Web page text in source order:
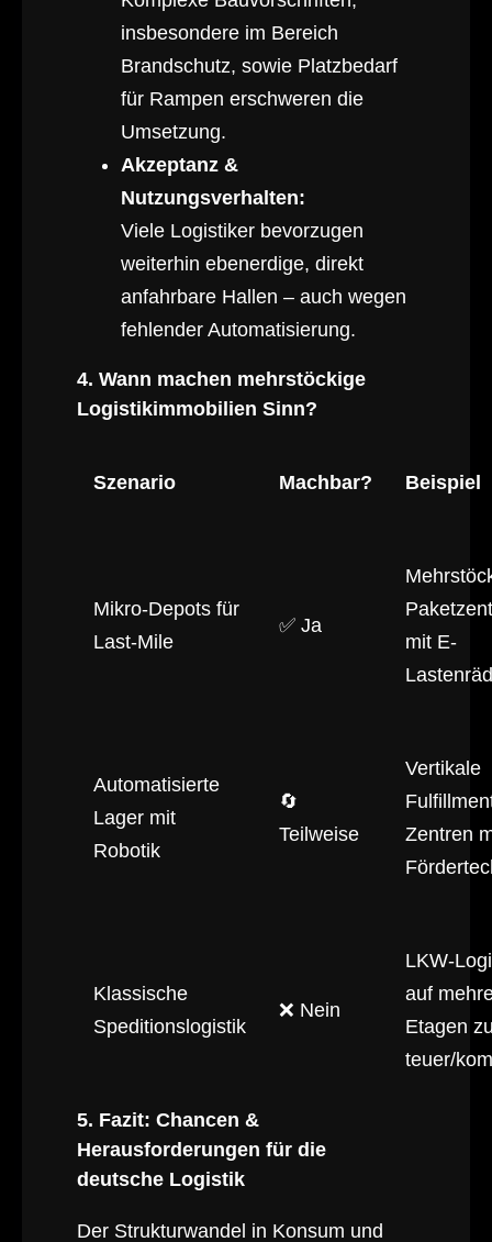
insbesondere im Bereich
Brandschutz, sowie Platzbedarf
für Rampen erschweren die
Umsetzung.
Akzeptanz &
Nutzungsverhalten:
Viele Logistiker bevorzugen
weiterhin ebenerdige, direkt
anfahrbare Hallen – auch wegen
fehlender Automatisierung.
4. Wann machen mehrstöckige
Logistikimmobilien Sinn?
Szenario Machbar? Beispiel
Mikro-Depots für
Last-Mile
✅ Ja
mit E-
Automatisierte
Lager mit
Robotik
🔄
Teilweise
Vertikale
Zentren
Klassische
Speditionslogistik
❌ Nein
LKW-
auf
Etagen
teuer/
5. Fazit: Chancen &
Herausforderungen für die
deutsche Logistik
Der Strukturwandel in Konsum und